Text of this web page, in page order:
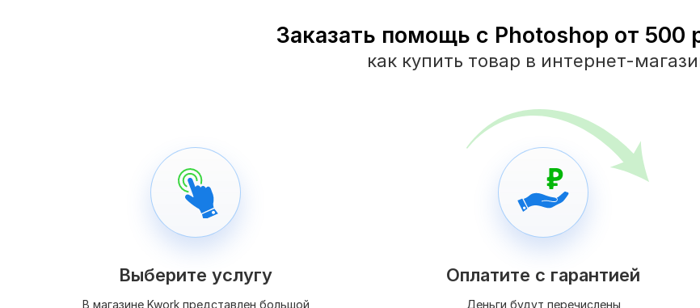
Заказать помощь с Photoshop от 500
как купить товар в интернет-
Выберите услугу
В магазине Kwork представлен большой
Оплатите с гарантией
Деньги будут перечислены